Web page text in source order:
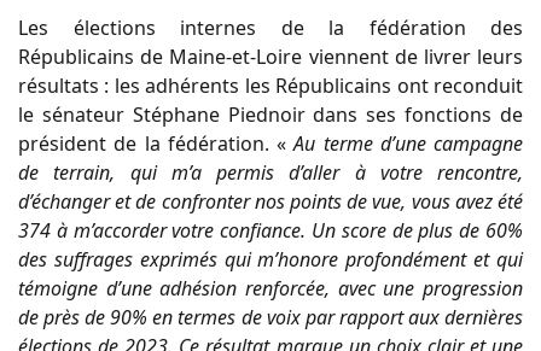
Les élections internes de la fédération des
Républicains de Maine-et-Loire viennent de livrer leurs
résultats : les adhérents les Républicains ont reconduit
le sénateur Stéphane Piednoir dans ses fonctions de
président de la fédération. «Au terme d’une campagne
de terrain, qui m’a permis d’aller à votre rencontre,
d’échanger et de confronter nos points de vue, vous avez été
374 à m’accorder votre confiance. Un score de plus de 60%
des suffrages exprimés qui m’honore profondément et qui
témoigne d’une adhésion renforcée, avec une progression
de près de 90% en termes de voix par rapport aux dernières